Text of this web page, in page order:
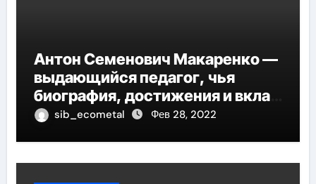
Антон Семенович Макаренко —
выдающийся педагог, чья
биография, достижения и вклад
в педагогику оказывают
sib_ecometal Фев 28, 2022